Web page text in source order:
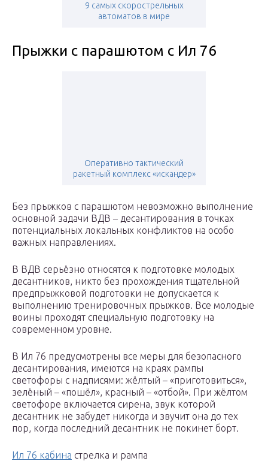
9 самых скорострельных
автоматов в мире
Прыжки с парашютом с Ил 76
Оперативно тактический
ракетный комплекс «искандер»
Без прыжков с парашютом невозможно выполнение
основной задачи ВДВ – десантирования в точках
потенциальных локальных конфликтов на особо
важных направлениях.
В ВДВ серьёзно относятся к подготовке молодых
десантников, никто без прохождения тщательной
предпрыжковой подготовки не допускается к
выполнению тренировочных прыжков. Все молодые
воины проходят специальную подготовку на
современном уровне.
В Ил 76 предусмотрены все меры для безопасного
десантирования, имеются на краях рампы
светофоры с надписями: жёлтый – «приготовиться»,
зелёный – «пошёл», красный – «отбой». При жёлтом
светофоре включается сирена, звук которой
десантник не забудет никогда и звучит она до тех
пор, когда последний десантник не покинет борт.
Ил 76 кабина стрелка и рампа